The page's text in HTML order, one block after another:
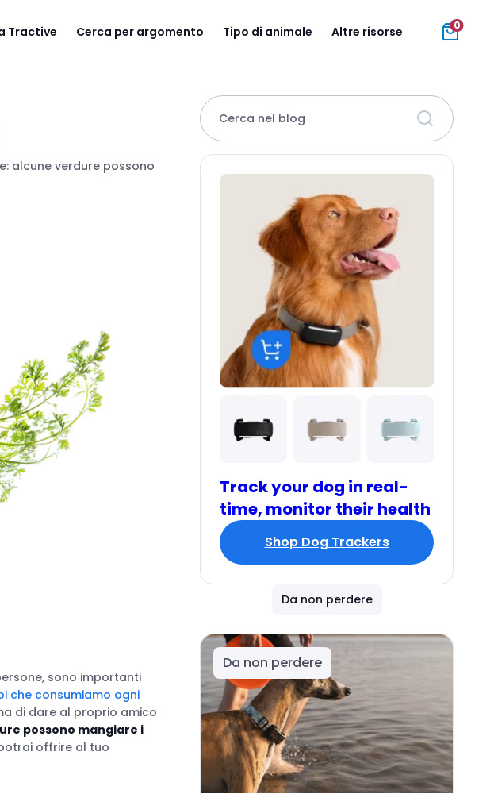
Tractive Cerca per argomento Tipo di animale Altre risorse 0
alcune verdure possono
sono importanti
che consumiamo ogni
di dare al proprio amico
possono mangiare i
offrire al tuo
Cerca nel blog
Track your dog in real-
time, monitor their health
Shop Dog Trackers
Da non perdere
Da non perdere